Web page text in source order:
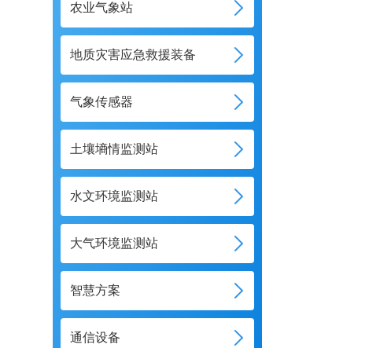
农业气象站
地质灾害应急救援装备
气象传感器
土壤墒情监测站
水文环境监测站
大气环境监测站
智慧方案
通信设备